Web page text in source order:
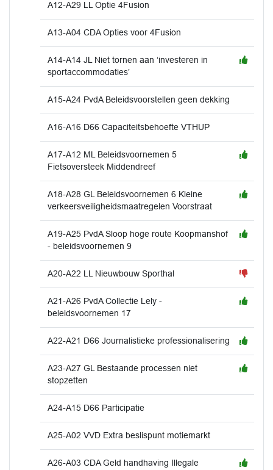
A12-A29 LL Optie 4Fusion
A13-A04 CDA Opties voor 4Fusion
A14-A14 JL Niet tornen aan ‘investeren in
sportaccommodaties’
A15-A24 PvdA Beleidsvoorstellen geen dekking
A16-A16 D66 Capaciteitsbehoefte VTHUP
A17-A12 ML Beleidsvoornemen 5
Fietsoversteek Middendreef
A18-A28 GL Beleidsvoornemen 6 Kleine
verkeersveiligheidsmaatregelen Voorstraat
A19-A25 PvdA Sloop hoge route Koopmanshof
- beleidsvoornemen 9
A20-A22 LL Nieuwbouw Sporthal
A21-A26 PvdA Collectie Lely -
beleidsvoornemen 17
A22-A21 D66 Journalistieke professionalisering
A23-A27 GL Bestaande processen niet
stopzetten
A24-A15 D66 Participatie
A25-A02 VVD Extra beslispunt motiemarkt
A26-A03 CDA Geld handhaving Illegale